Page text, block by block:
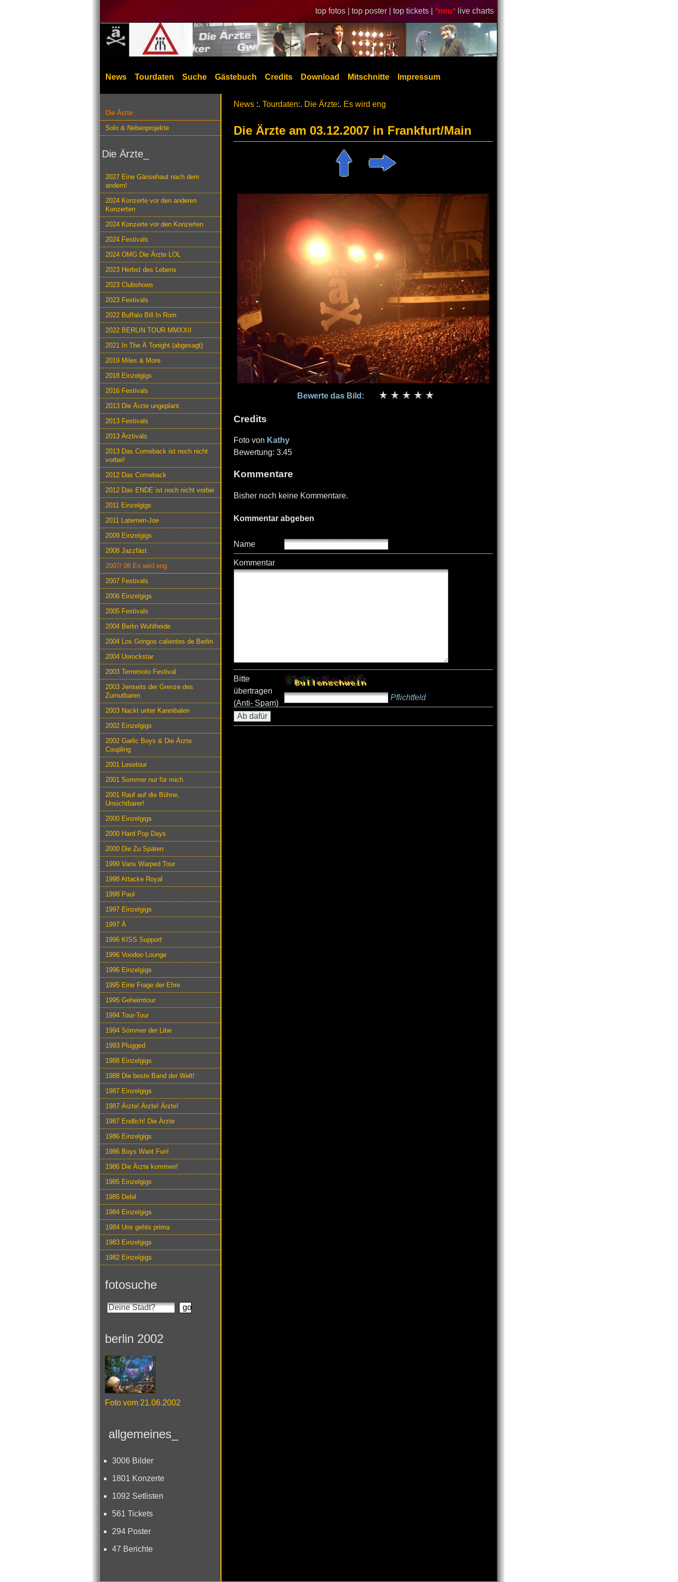
top fotos | top poster | top tickets | *neu* live charts
News Tourdaten Suche Gästebuch Credits Download Mitschnitte Impressum
Die Ärzte
Solo & Nebenprojekte
Die Ärzte_
2027 Eine Gänsehaut nach dem
andern!
2024 Konzerte vor den anderen
Konzerten
2024 Konzerte vor den Konzerten
2024 Festivals
2024 OMG Die Ärzte LOL
2023 Herbst des Lebens
2023 Clubshows
2023 Festivals
2022 Buffalo Bill In Rom
2022 BERLIN TOUR MMXXII
2021 In The Ä Tonight (abgesagt)
2019 Miles & More
2018 Einzelgigs
2016 Festivals
2013 Die Ärzte ungeplant
2013 Festivals
2013 Ärztivals
2013 Das Comeback ist noch nicht
vorbei!
2012 Das Comeback
2012 Das ENDE ist noch nicht vorbei
2011 Einzelgigs
2011 Laternen-Joe
2009 Einzelgigs
2008 Jazzfäst
2007/ 08 Es wird eng
2007 Festivals
2006 Einzelgigs
2005 Festivals
2004 Berlin Wuhlheide
2004 Los Gringos calientes de Berlin
2004 Unrockstar
2003 Terremoto Festival
2003 Jenseits der Grenze des
Zumutbaren
2003 Nackt unter Kannibalen
2002 Einzelgigs
2002 Garlic Boys & Die Ärzte
Coupling
2001 Lesetour
2001 Sommer nur für mich
2001 Rauf auf die Bühne,
Unsichtbarer!
2000 Einzelgigs
2000 Hard Pop Days
2000 Die Zu Späten
1999 Vans Warped Tour
1998 Attacke Royal
1998 Paul
1997 Einzelgigs
1997 Ä
1996 KISS Support
1996 Voodoo Lounge
1996 Einzelgigs
1995 Eine Frage der Ehre
1995 Geheimtour
1994 Tour-Tour
1994 Sömmer der Libe
1993 Plugged
1988 Einzelgigs
1988 Die beste Band der Welt!
1987 Einzelgigs
1987 Ärzte! Ärzte! Ärzte!
1987 Endlich! Die Ärzte
1986 Einzelgigs
1986 Boys Want Fun!
1986 Die Ärzte kommen!
1985 Einzelgigs
1985 Debil
1984 Einzelgigs
1984 Uns gehts prima
1983 Einzelgigs
1982 Einzelgigs
fotosuche
berlin 2002
Foto vom 21.06.2002
allgemeines_
3006 Bilder
1801 Konzerte
1092 Setlisten
561 Tickets
294 Poster
47 Berichte
News :. Tourdaten:. Die Ärzte:. Es wird eng
Die Ärzte am 03.12.2007 in Frankfurt/Main
Bewerte das Bild:
Credits
Foto von Kathy
Bewertung: 3.45
Kommentare
Bisher noch keine Kommentare.
Kommentar abgeben
Name
Kommentar
Bitte
übertragen
(Anti- Spam)
Pflichtfeld